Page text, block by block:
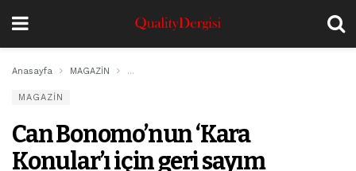
Anasayfa MAGAZİN Can Bonomo’nun ‘Kara Konular’ı için geri sayım
MAGAZİN
Can Bonomo’nun ‘Kara
Konular’ı için geri sayım